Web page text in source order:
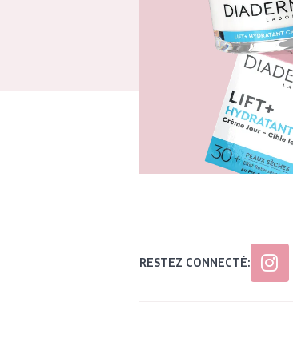
RESTEZ CONNECTÉ: